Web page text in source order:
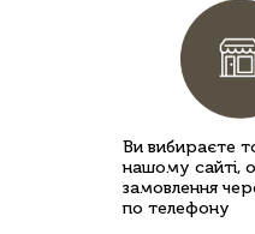
Ви вибираєте
нашому сайті,
замовлення
по телефону